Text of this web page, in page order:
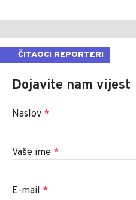
ČITAOCI REPORTERI
Dojavite nam vijest
Naslov *
Vaše ime *
E-mail *